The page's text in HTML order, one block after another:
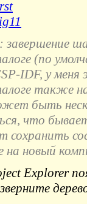
завершение
(по
IDF, у
также
быть
что
сохранить
на новый
Explorer